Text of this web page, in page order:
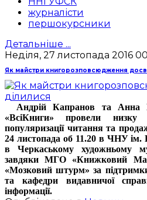
журналісти
першокурсники
Детальніше ...
Неділя, 27 листопада 2016
Як майстри книгорозповсюдження
Андрій Капранов та
«ВсіКниги» провели низку
популяризації читання та
24 листопада об 11.20 в ЧНУ ім.
в Черкаському художньому
завдяки МГО «Книжковий
«Мозковий штурм» за
та кафедри видавничої
інформації.